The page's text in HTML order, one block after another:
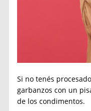
Si no tenés
garbanzos con un
de los condimentos.